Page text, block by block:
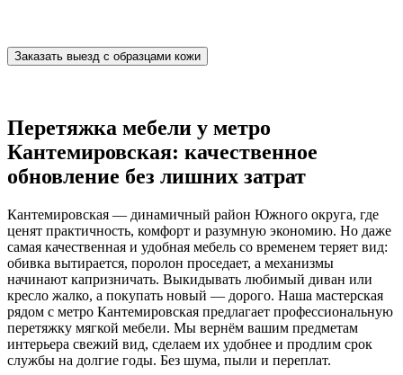
Заказать выезд с образцами кожи
Перетяжка мебели у метро
Кантемировская: качественное
обновление без лишних затрат
Кантемировская — динамичный район Южного округа, где
ценят практичность, комфорт и разумную экономию. Но даже
самая качественная и удобная мебель со временем теряет вид:
обивка вытирается, поролон проседает, а механизмы
начинают капризничать. Выкидывать любимый диван или
кресло жалко, а покупать новый — дорого. Наша мастерская
рядом с метро Кантемировская предлагает профессиональную
перетяжку мягкой мебели. Мы вернём вашим предметам
интерьера свежий вид, сделаем их удобнее и продлим срок
службы на долгие годы. Без шума, пыли и переплат.